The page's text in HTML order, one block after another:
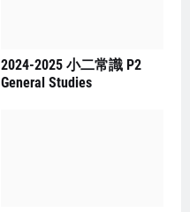
2024-2025 小二常識 P2
General Studies